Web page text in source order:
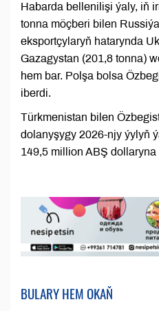
Habarda bellenilişi ýaly, iň
tonna möçberi bilen
eksportçylaryň hatarynda
Gazagystan (201,8 tonna)
hem bar. Polşa bolsa
iberdi.
Türkmenistan bilen
dolanyşygy 2026-njy ýylyň
149,5 million ABŞ dollaryna
BULARY HEM OKAŇ